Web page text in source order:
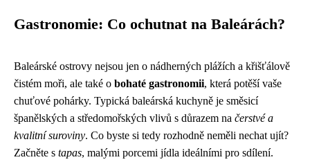
Gastronomie: Co ochutnat na Baleárách?
Baleárské ostrovy nejsou jen o nádherných plážích a křišťálově
čistém moři, ale také o bohaté gastronomii, která potěší vaše
chuťové pohárky. Typická baleárská kuchyně je směsicí
španělských a středomořských vlivů s důrazem na čerstvé a
kvalitní suroviny. Co byste si tedy rozhodně neměli nechat ujít?
Začněte s tapas, malými porcemi jídla ideálními pro sdílení.